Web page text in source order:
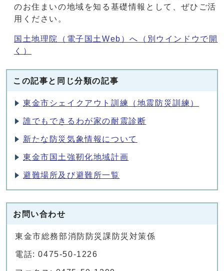
のお住まいの地域を知る基礎情報として、ぜひご活
用ください。
国土地理院（電子国土Web）へ
（別ウインドウで開
く）
この記事と同じ分類の記事
東金市シェイクアウト訓練（地震防災訓練）
誰でもできるわが家の耐震診断
新たな防災気象情報について
東金市国土強靭化地域計画
避難場所及び避難所一覧
お問い合わせ
東金市総務部消防防災課防災対策係
電話: 0475-50-1226